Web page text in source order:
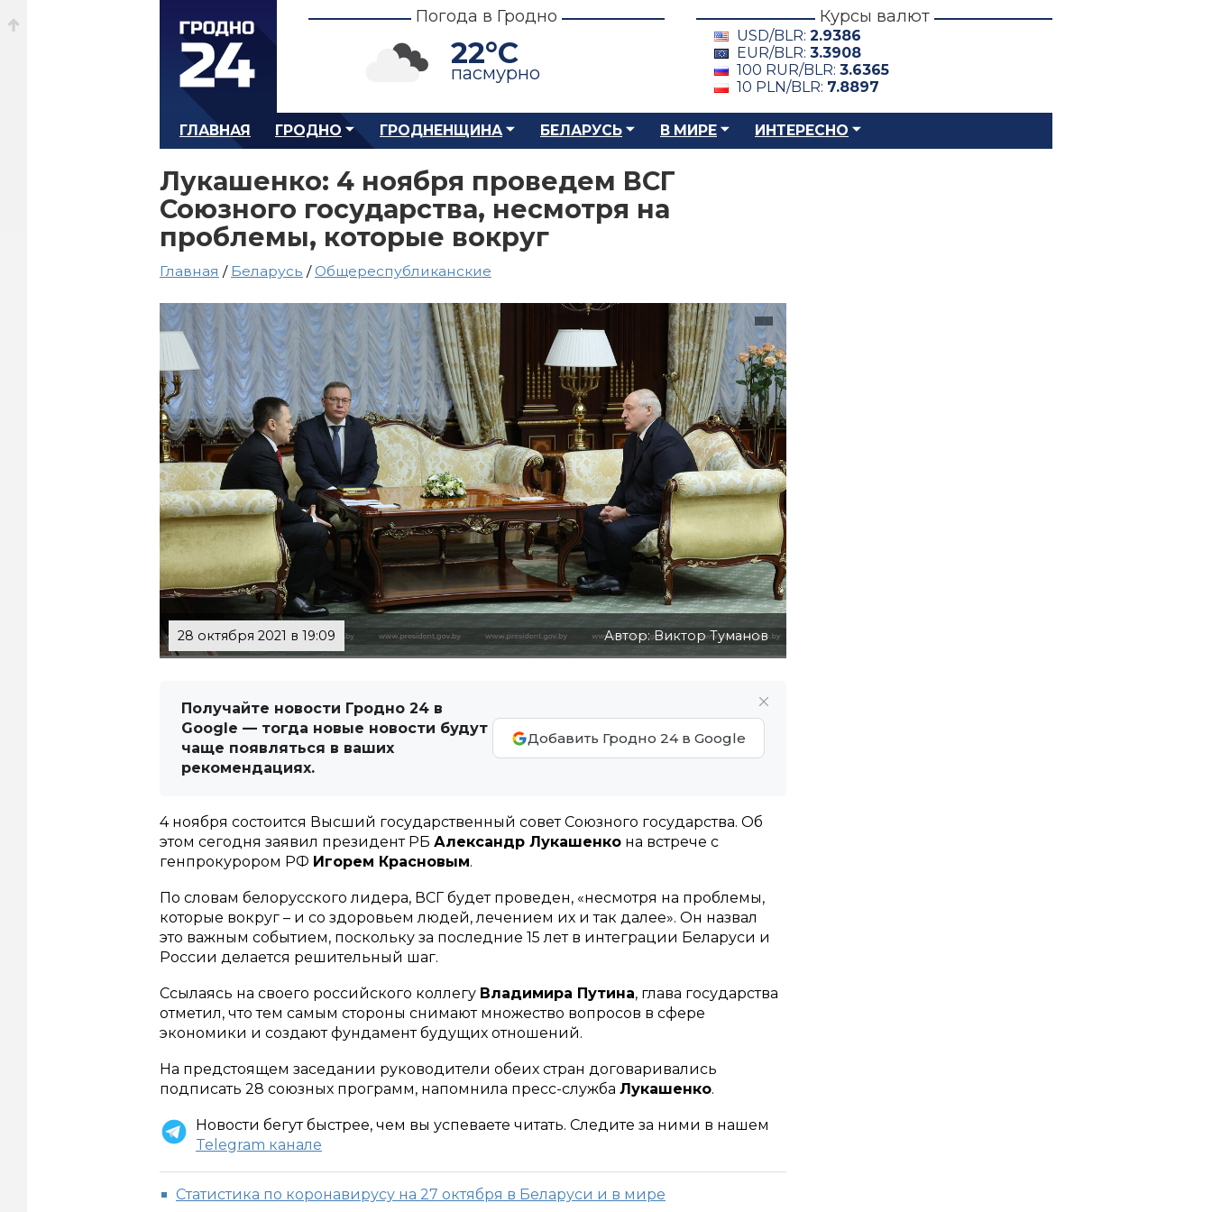
Погода в Гродно
22°C
пасмурно
Курсы валют
USD/BLR: 2.9386
EUR/BLR: 3.3908
100 RUR/BLR: 3.6365
10 PLN/BLR: 7.8897
ГЛАВНАЯ ГРОДНО ГРОДНЕНЩИНА БЕЛАРУСЬ В МИРЕ ИНТЕРЕСНО
Лукашенко: 4 ноября проведем ВСГ
Союзного государства, несмотря на
проблемы, которые вокруг
Главная / Беларусь /Общереспубликанские
28 октября 2021 в 19:09 Автор: Виктор Туманов
Получайте новости Гродно 24 в
Google — тогда новые новости будут
чаще появляться в ваших
рекомендациях.
Добавить Гродно 24 в Google
4 ноября состоится Высший государственный совет Союзного государства. Об
этом сегодня заявил президент РБ Александр Лукашенко на встрече с
генпрокурором РФ Игорем Красновым.
По словам белорусского лидера, ВСГ будет проведен, «несмотря на проблемы,
которые вокруг – и со здоровьем людей, лечением их и так далее». Он назвал
это важным событием, поскольку за последние 15 лет в интеграции Беларуси и
России делается решительный шаг.
Ссылаясь на своего российского коллегу Владимира Путина, глава государства
отметил, что тем самым стороны снимают множество вопросов в сфере
экономики и создают фундамент будущих отношений.
На предстоящем заседании руководители обеих стран договаривались
подписать 28 союзных программ, напомнила пресс-служба Лукашенко.
Новости бегут быстрее, чем вы успеваете читать. Следите за ними в нашем
Telegram канале
Статистика по коронавирусу на 27 октября в Беларуси и в мире